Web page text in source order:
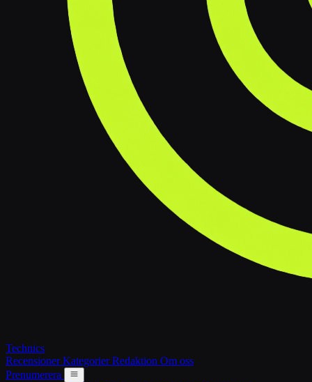
Technics
RecensionerKategorierRedaktion Om oss
Prenumerera